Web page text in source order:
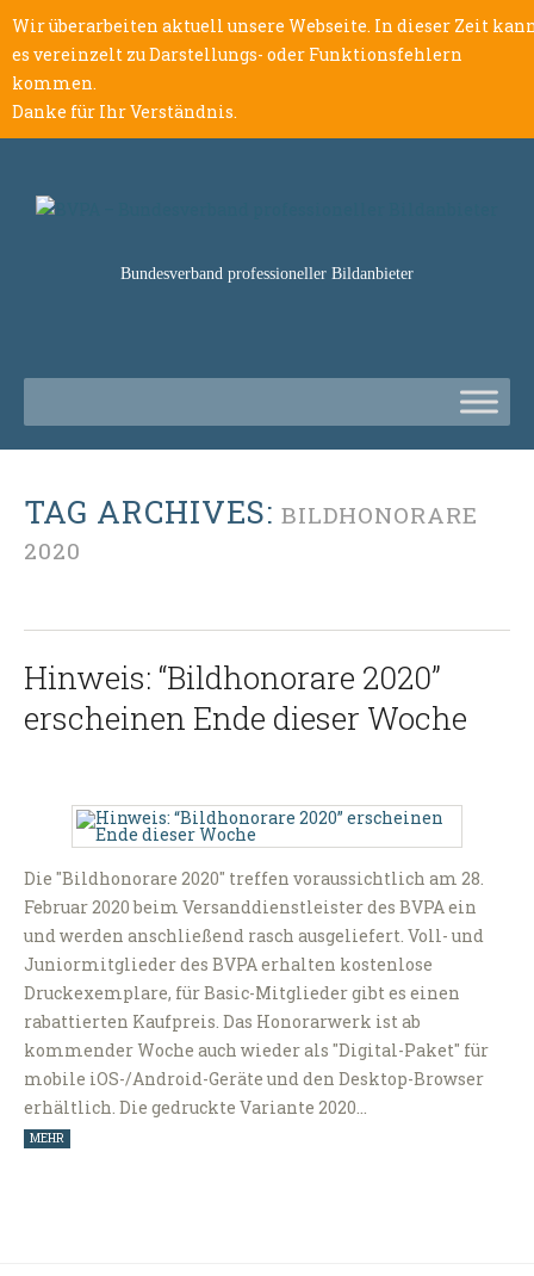
Wir überarbeiten aktuell unsere Webseite. In dieser Zeit
es vereinzelt zu Darstellungs- oder Funktionsfehlern
kommen.
Danke für Ihr Verständnis.
Bundesverband professioneller Bildanbieter
TAG ARCHIVES: BILDHONORARE
2020
Hinweis: “Bildhonorare 2020”
erscheinen Ende dieser Woche
Die "Bildhonorare 2020" treffen voraussichtlich am 28.
Februar 2020 beim Versanddienstleister des BVPA ein
und werden anschließend rasch ausgeliefert. Voll- und
Juniormitglieder des BVPA erhalten kostenlose
Druckexemplare, für Basic-Mitglieder gibt es einen
rabattierten Kaufpreis. Das Honorarwerk ist ab
kommender Woche auch wieder als "Digital-Paket" für
mobile iOS-/Android-Geräte und den Desktop-Browser
erhältlich. Die gedruckte Variante 2020…
MEHR